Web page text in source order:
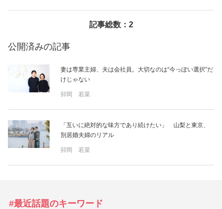
恋愛/結婚/離婚
美容/健康
ワークスタイル
妊娠/出産/家族
ココロ/カラダ
グルメ
記事総数：2
公開済みの記事
妻は専業主婦、夫は会社員。大切なのは“今っぽい選択”だ
けじゃない
卯岡 若菜
「互いに絶対的な味方であり続けたい」 山梨と東京、
別居婚夫婦のリアル
卯岡 若菜
#最近話題のキーワード